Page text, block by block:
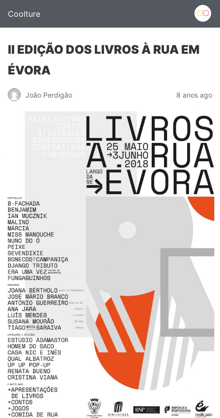
Coolture
II EDIÇÃO DOS LIVROS À RUA EM
ÉVORA
João Perdigão 8 anos ago